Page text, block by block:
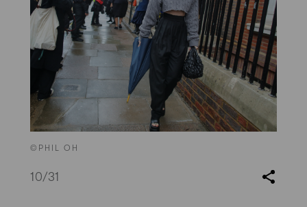
©PHIL OH
10/31